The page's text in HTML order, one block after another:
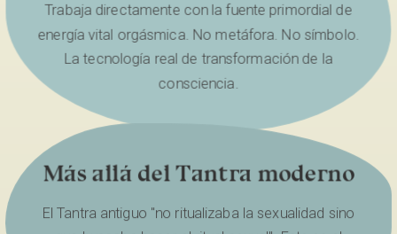
Trabaja directamente con la fuente primordial de
energía vital orgásmica. No metáfora. No símbolo.
La tecnología real de transformación de la
consciencia.
Más allá del Tantra moderno
El Tantra antiguo "no ritualizaba la sexualidad sino